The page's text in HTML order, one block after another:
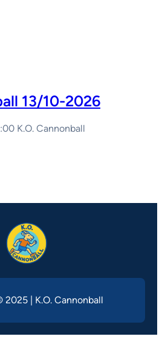
13/10-2026
K.O. Cannonball
| K.O. Cannonball